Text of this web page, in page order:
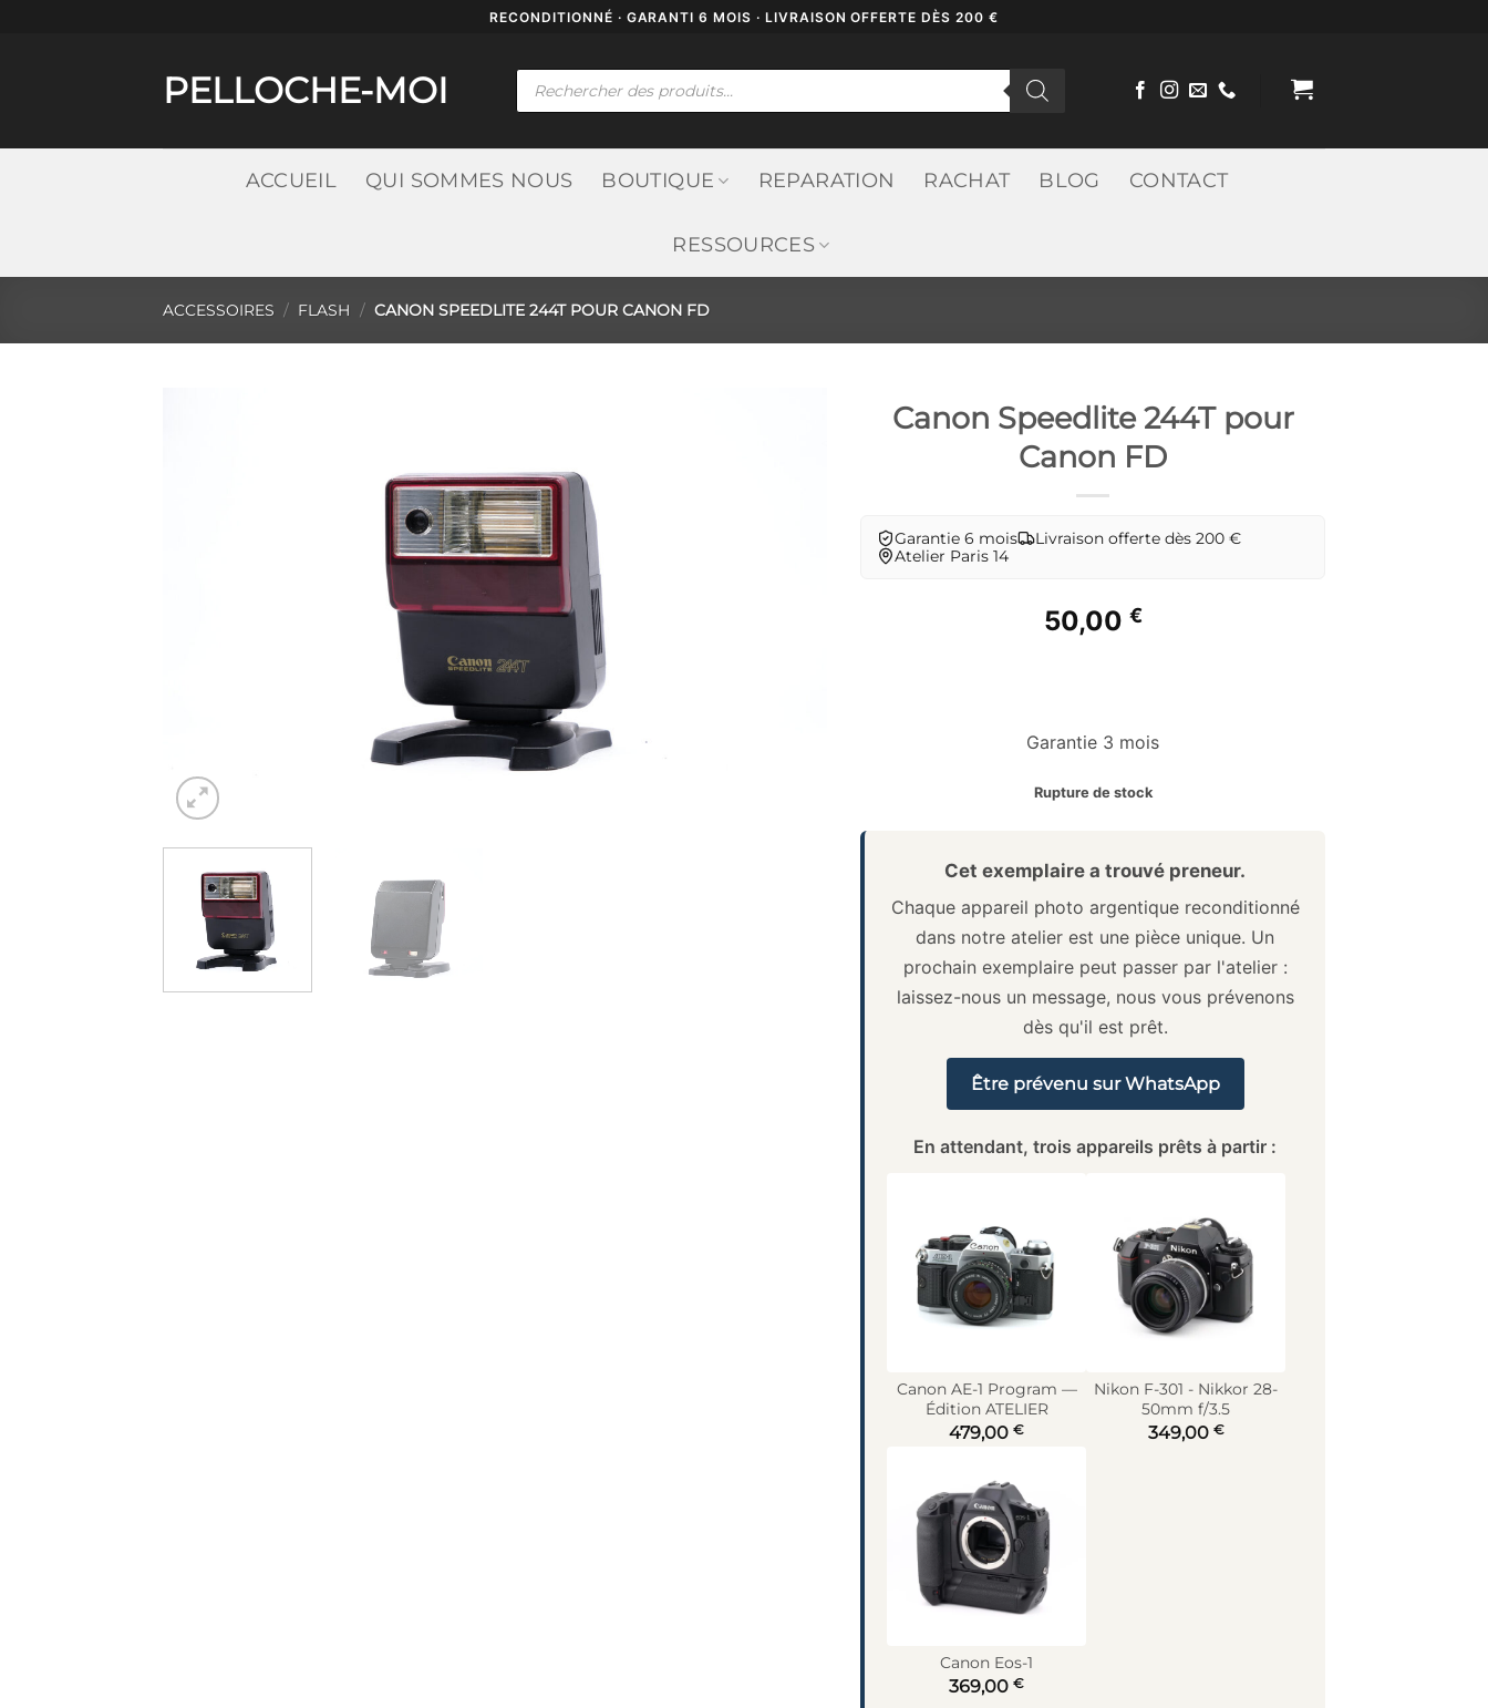
RECONDITIONNÉ · GARANTI 6 MOIS · LIVRAISON OFFERTE DÈS 200 €
PELLOCHE-MOI
Recherche
ACCUEIL QUI SOMMES NOUS BOUTIQUE REPARATION RACHAT BLOG CONTACT
RESSOURCES
ACCESSOIRES / FLASH / CANON SPEEDLITE 244T POUR CANON FD
Canon Speedlite 244T pour
Canon FD
Garantie 6 mois
Livraison offerte dès 200 €
Atelier Paris 14
50,00 €
Garantie 3 mois
Rupture de stock
Cet exemplaire a trouvé preneur.
Chaque appareil photo argentique reconditionné
dans notre atelier est une pièce unique. Un
prochain exemplaire peut passer par l'atelier :
laissez-nous un message, nous vous prévenons
dès qu'il est prêt.
Être prévenu sur WhatsApp
En attendant, trois appareils prêts à partir :
Canon AE-1 Program —
Édition ATELIER
479,00 €
Nikon F-301 - Nikkor 28-
50mm f/3.5
349,00 €
Canon Eos-1
369,00 €